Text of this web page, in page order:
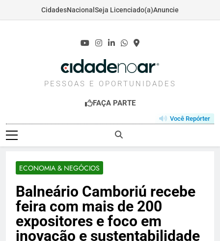
CidadesNacional Seja Licenciado(a)Anuncie
CIDADENOAR.COM
PESSOAS E OPORTUNIDADES
FAÇA PARTE
Você Repórter
ECONOMIA & NEGÓCIOS
Balneário Camboriú recebe
feira com mais de 200
expositores e foco em
inovação e sustentabilidade